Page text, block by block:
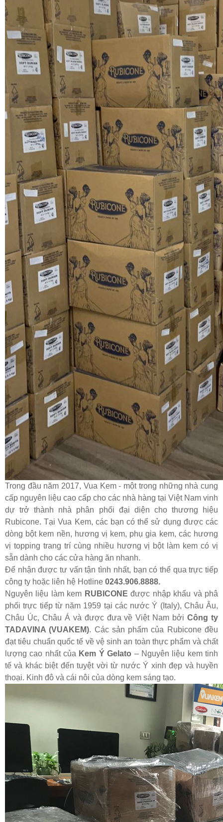
Trong đầu năm 2017, Vua Kem - một trong những nhà cung
cấp nguyên liệu cao cấp cho các nhà hàng tại Việt Nam vinh
dự trở thành nhà phân phối đại diện cho thương hiệu
Rubicone. Tại Vua Kem, các bạn có thể sử dụng được các
dòng bột kem nền, hương vị kem, phụ gia kem, các hương
vị topping trang trí cùng nhiều hương vị bột làm kem có vị
sẵn dành cho các cửa hàng ăn nhanh.
Để nhận được tư vấn tận tình nhất, bạn có thể qua trực tiếp
công ty hoặc liên hệ Hotline 0243.906.8888.
Nguyên liệu làm kem RUBICONE được nhập khẩu và phâ
phối trực tiếp từ năm 1959 tại các nước Ý (Italy), Châu Âu,
Châu Úc, Châu Á và được đưa về Việt Nam bởiCông ty
TADAVINA (VUAKEM). Các sản phẩm của Rubicone đều
đạt tiêu chuẩn quốc tế về vệ sinh an toàn thực phẩm và chất
lượng cao nhất của Kem Ý Gelato – Nguyên liệu kem tinh
tế và khác biệt đến tuyệt vời từ nước Ý xinh đẹp và huyền
thoại. Kinh đô và cái nôi của dòng kem sáng tạo.